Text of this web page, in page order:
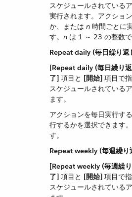
スケジュールされている
実行されます。アクショ
か、または ​ n 時間ごとに
す。​ n は 1 ～ 23 の整数で
Repeat daily (毎日繰り返
[Repeat daily (毎日繰り
了] ​ 項目と ​ [開始] 項目で
スケジュールされている
ます。
アクションを毎日実行す
行するかを選択できます。
す。
Repeat weekly (毎週繰り
[Repeat weekly (毎週繰
了] ​ 項目と ​ [開始] 項目で
スケジュールされている